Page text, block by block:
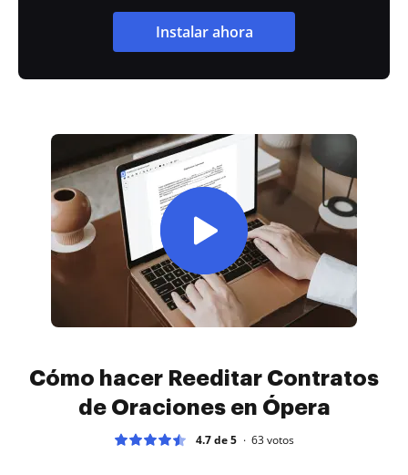
Instalar ahora
Cómo hacer Reeditar Contratos
de Oraciones en Ópera
4.7 de 5 63votos